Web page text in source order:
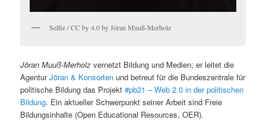
Selfie / CC by 4.0 by Jöran Muuß-Merholz
Jöran Muuß-Merholz vernetzt Bildung und Medien; er leitet die
AgenturJöran & Konsorten und betreut für die Bundeszentrale für
politische Bildung das Projekt#pb21 – Web 2.0 in der politischen
Bildung. Ein aktueller Schwerpunkt seiner Arbeit sind Freie
Bildungsinhalte (Open Educational Resources, OER).